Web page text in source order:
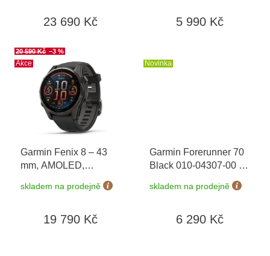
+ Topo Czech PRO
Guess JUBE01423 v
hodnotě 1790 Kč
23 690 Kč 5 990 Kč
Akce
20 590 Kč –3 %
Garmin Fenix 8 – 43
mm, AMOLED,
Sapphire, Carbon grey
DLC titanium, Black /
02903-21
skladem na prodejně
19 790 Kč
Novinka
Garmin Forerunner 70
Black 010-04307-00 +
možnost výměny do 90
dní
skladem na prodejně
6 290 Kč